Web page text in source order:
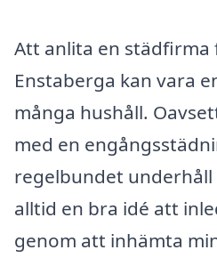
Att anlita en städfirma
Enstaberga kan vara
många hushåll.
med en
regelbundet
alltid en bra idé att
genom att inhämta